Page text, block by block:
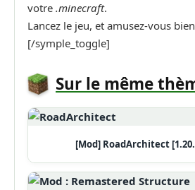
votre .minecraft.
Lancez le jeu, et amusez-vous
[/symple_toggle]
Sur le même
[Mod] RoadArchitect